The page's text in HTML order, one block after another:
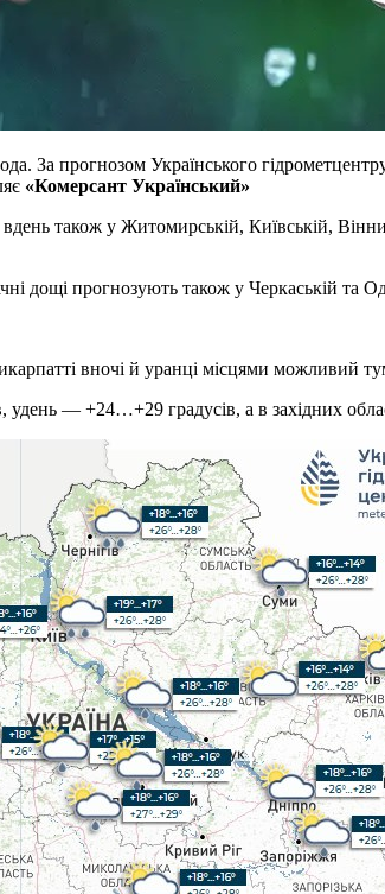
За прогнозом Українського
«Комерсант Український»
також у Житомирській, Київській,
дощі прогнозують також у Черкаській та
вночі й уранці місцями можливий
удень — +24…+29 градусів, а в західних